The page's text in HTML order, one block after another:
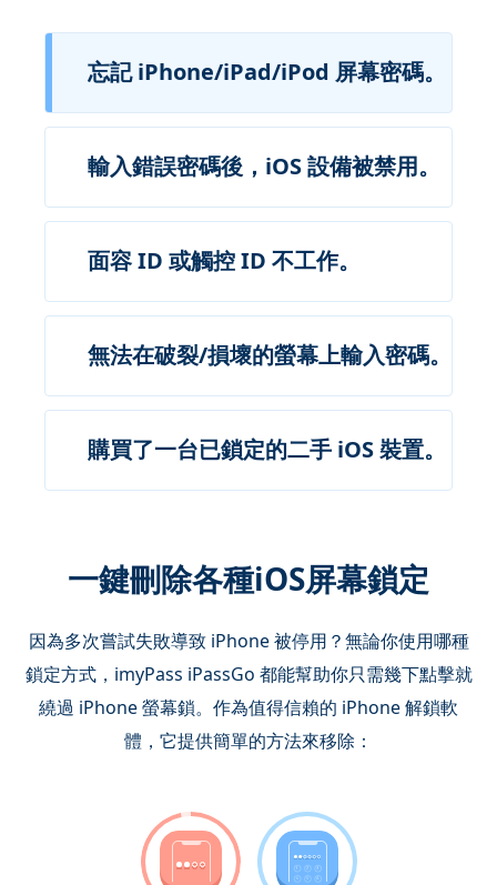
忘記 iPhone/iPad/iPod 屏幕密碼。
輸入錯誤密碼後，iOS 設備被禁用。
面容 ID 或觸控 ID 不工作。
無法在破裂/損壞的螢幕上輸入密碼。
購買了一台已鎖定的二手 iOS 裝置。
一鍵刪除各種iOS屏幕鎖定
因為多次嘗試失敗導致 iPhone 被停用？無論你使用哪種
鎖定方式，imyPass iPassGo 都能幫助你只需幾下點擊就
繞過 iPhone 螢幕鎖。作為值得信賴的 iPhone 解鎖軟
體，它提供簡單的方法來移除：